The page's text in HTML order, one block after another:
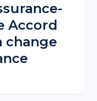
Accord
change